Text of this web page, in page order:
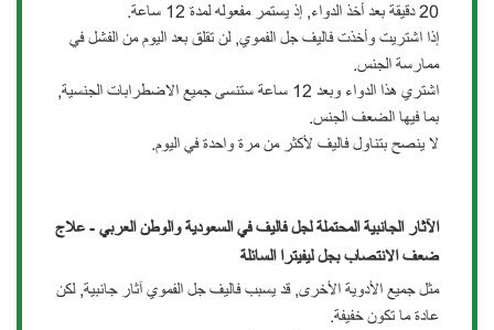
20 دقيقة بعد أخذ الدواء, إذ يستمر مفعوله لمدة 12 ساعة.
إذا اشتريت وأخذت فاليف جل الفموي, لن تقلق بعد اليوم من الفشل في
ممارسة الجنس.
اشتري هذا الدواء وبعد 12 ساعة ستنسى جميع الاضطرابات الجنسية,
بما فيها الضعف الجنس.
لا ينصح بتناول فاليف لأكثر من مرة واحدة في اليوم.
الآثار الجانبية المحتملة لجل فاليف في السعودية والوطن العربي - علاج
ضعف الانتصاب بجل ليفيترا السائلة
مثل جميع الأدوية الأخرى, قد يسبب فاليف جل الفموي آثار جانبية, لكن
عادة ما تكون خفيفة.